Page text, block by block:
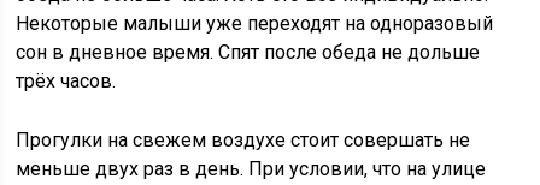
Некоторые малыши уже переходят на одноразовый
сон в дневное время. Спят после обеда не дольше
трёх часов.
Прогулки на свежем воздухе стоит совершать не
меньше двух раз в день. При условии, что на улице